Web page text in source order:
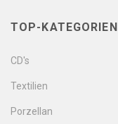
TOP-KATEGORIEN
CD's
Textilien
Porzellan